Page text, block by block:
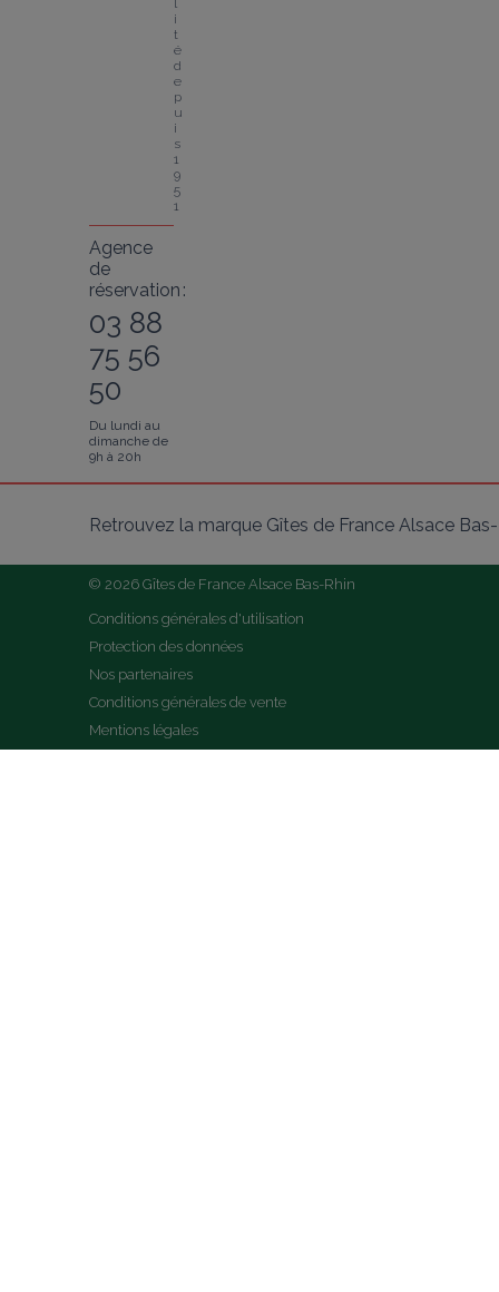
l
i
t
é
d
e
p
u
i
s
1
9
5
1
Agence
de
réservation :
03 88
75 56
50
Du lundi au
dimanche de
9h à 20h
Retrouvez la marque Gîtes de France Alsace
© 2026 Gîtes de France Alsace Bas-Rhin
Conditions générales d'utilisation
Protection des données
Nos partenaires
Conditions générales de vente
Mentions légales